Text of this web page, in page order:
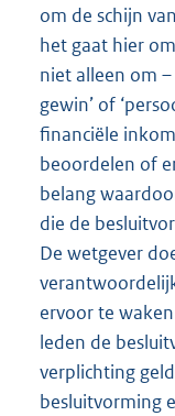
om de schijn
het gaat hier
niet alleen om
gewin’ of
financiële
beoordelen of
belang
die de
De wetgever
ervoor te
leden de
verplichting
besluitvorming